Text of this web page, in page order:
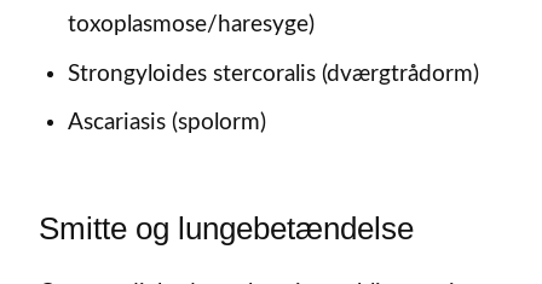
toxoplasmose/haresyge)
Strongyloides stercoralis (dværgtrådorm)
Ascariasis (spolorm)
Smitte og lungebetændelse